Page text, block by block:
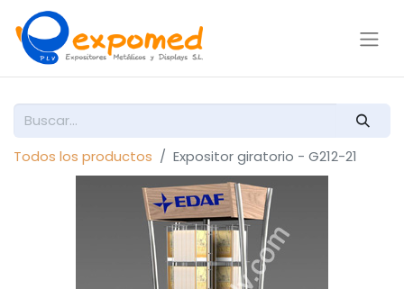
Todos los productos Expositor giratorio - G212-21